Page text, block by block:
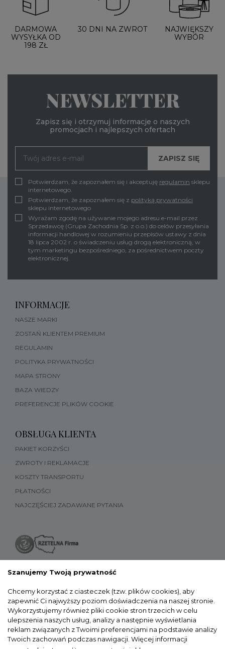
DARMOWA
WYSYŁKA OD
198 ZŁ
30 DNI NA ZWROT
NAJWIĘKSZY
WYBÓR
NEWSLETTER
Zapisz się i otrzymuj informacje o naszych
promocjach i najlepszych ofertach
Potwierdzam, że zapoznałem się i akceptuję regulamin sklepu
internetowego.
Potwierdzam, że zapoznałem się z polityką prywatności
sklepu internetowego
Wyrażam zgodę na używanie mojego adresu e-mail przez
Sprzedawcę (Grupa Zachodnia Sp. z o.o.) do celów przesyłania
informacji handlowej w rozumieniu przepisów ustawy z dnia
18 lipca 2002 r. o świadczeniu usług drogą elektroniczną, w
tym marketingu bezpośredniego, za pośrednictwem poczty
elektronicznej.
INFORMACJE
NASZE MARKI
ZOSTAŃ KLIENTEM PREMIUM
REGULAMIN
POLITYKA PRYWATNOŚCI
MAPA STRONY
BAZA WIEDZY
PREFERENCJE PLIKÓW COOKIE
OBSŁUGA KLIENTA
PAKIET KORZYŚCI
ZWROTY I REKLAMACJE
KOSZTY TRANSPORTU
PŁATNOŚCI
NAJCZĘŚCIEJ ZADAWANE PYTANIA
Szanujemy Twoją prywatność
Chcemy korzystać z ciasteczek (tzw. plików cookies), aby
zapewnić Ci najwyższy poziom doświadczenia na naszej stronie.
Wykorzystujemy również pliki cookie stron trzecich w celu
ulepszenia naszych usług, analizy a następnie wyświetlania
reklam związanych z Twoimi preferencjami na podstawie analizy
Twoich zachowań podczas nawigacji. Więcej informacji